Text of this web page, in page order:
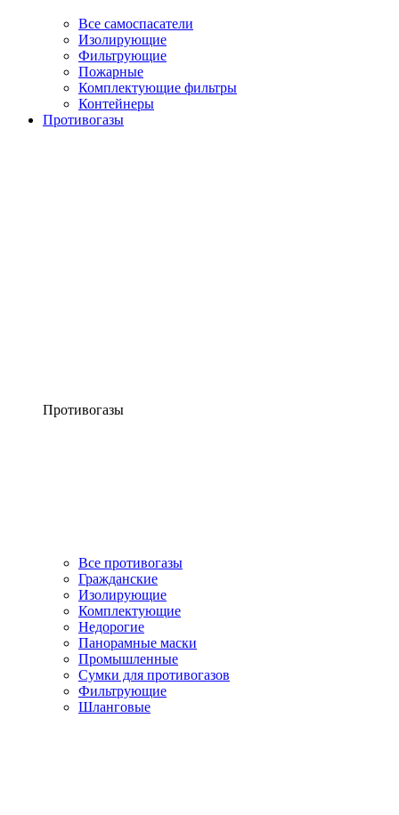
Все самоспасатели
Изолирующие
Фильтрующие
Пожарные
Комплектующие фильтры
Контейнеры
Противогазы
Противогазы
Все противогазы
Гражданские
Изолирующие
Комплектующие
Недорогие
Панорамные маски
Промышленные
Сумки для противогазов
Фильтрующие
Шланговые